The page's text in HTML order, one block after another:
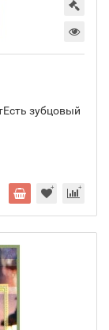
зубцовый